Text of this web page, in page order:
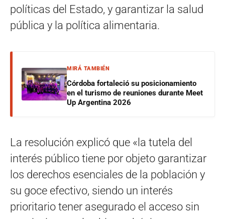
políticas del Estado, y garantizar la salud
pública y la política alimentaria.
MIRÁ TAMBIÉN
Córdoba fortaleció su posicionamiento
en el turismo de reuniones durante Meet
Up Argentina 2026
La resolución explicó que «la tutela del
interés público tiene por objeto garantizar
los derechos esenciales de la población y
su goce efectivo, siendo un interés
prioritario tener asegurado el acceso sin